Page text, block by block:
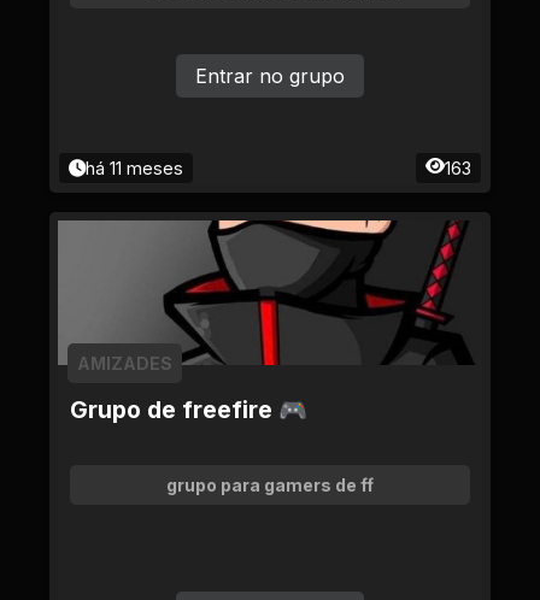
há 11 meses 163
Entrar no grupo
Grupo de freefire 🎮
AMIZADES
grupo para gamers de ff